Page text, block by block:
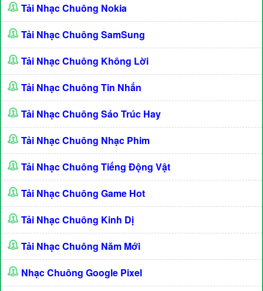
Tải Nhạc Chuông Nokia
Tải Nhạc Chuông SamSung
Tải Nhạc Chuông Không Lời
Tải Nhạc Chuông Tin Nhắn
Tải Nhạc Chuông Sáo Trúc Hay
Tải Nhạc Chuông Nhạc Phim
Tải Nhạc Chuông Tiếng Động Vật
Tải Nhạc Chuông Game Hot
Tải Nhạc Chuông Kinh Dị
Tải Nhạc Chuông Năm Mới
Nhạc Chuông Google Pixel